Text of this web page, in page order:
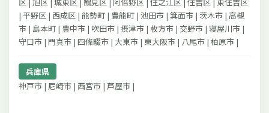
区 | 旭区 | 城東区 | 鶴見区 | 阿倍野区 | 住之江区 | 住吉区 | 東住吉区
| 平野区 | 西成区 | 能勢町 | 豊能町 | 池田市 | 箕面市 | 茨木市 | 高槻
市 | 島本町 | 豊中市 | 吹田市 | 摂津市 | 枚方市 | 交野市 | 寝屋川市 |
守口市 | 門真市 | 四條畷市 | 大東市 | 東大阪市 | 八尾市 | 柏原市 |
兵庫県
神戸市 | 尼崎市 | 西宮市 | 芦屋市 |